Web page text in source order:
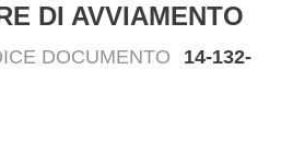
DI AVVIAMENTO
DOCUMENTO
14-132-